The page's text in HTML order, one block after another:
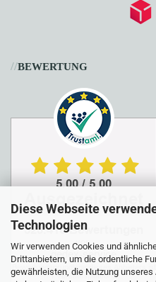
Diese Webseite
Technologien
Wir verwenden Cookies und
Drittanbietern, um die ordentliche
gewährleisten, die Nutzung
//BEWERTUNG